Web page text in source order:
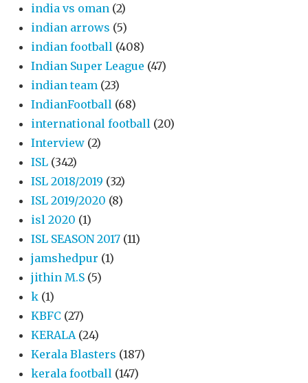
india vs oman (2)
indian arrows (5)
indian football (408)
Indian Super League (47)
indian team (23)
IndianFootball (68)
international football (20)
Interview (2)
ISL (342)
ISL 2018/2019 (32)
ISL 2019/2020 (8)
isl 2020 (1)
ISL SEASON 2017 (11)
jamshedpur (1)
jithin M.S (5)
k (1)
KBFC (27)
KERALA (24)
Kerala Blasters (187)
kerala football (147)